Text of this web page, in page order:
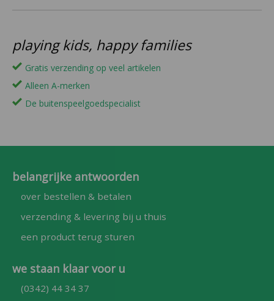
playing kids, happy families
Gratis verzending op veel artikelen
Alleen A-merken
De buitenspeelgoedspecialist
belangrijke antwoorden
over bestellen & betalen
verzending & levering bij u thuis
een product terug sturen
we staan klaar voor u
(0342) 44 34 37